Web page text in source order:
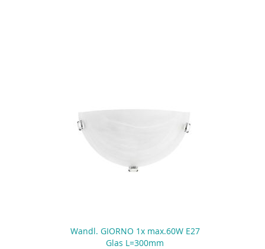
Wandl. GIORNO 1x max.60W E27
Glas L=300mm